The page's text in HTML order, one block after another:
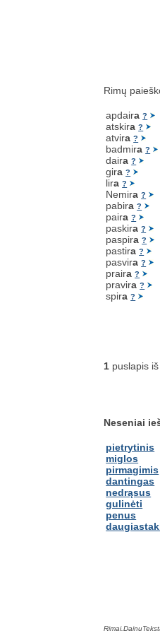
Rimų
apdaira ?
atskira ?
atvira ?
badmira ?
daira ?
gira ?
lira ?
Nemira ?
pabira ?
paira ?
paskira ?
paspira ?
pastira ?
pasvira ?
praira ?
pravira ?
spira ?
1 puslapis
Neseniai
pietrytinis
miglos
pirmagimis
dantingas
nedrąsus
gulinėti
penus